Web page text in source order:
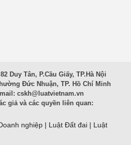
Duy Tân, P.Cầu Giấy, TP.Hà Nội
Đức Nhuận, TP. Hồ Chí Minh
cskh@luatvietnam.vn
giả và các quyền liên quan:
nghiệp | Luật Đất đai | Luật